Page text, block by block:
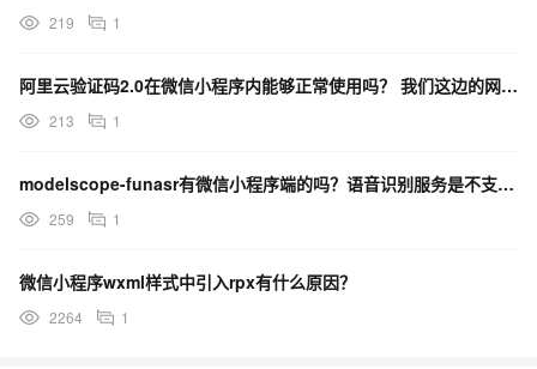
219 1
阿里云验证码2.0在微信小程序内能够正常使用吗？ 我们这边的网站会嵌入到微信小程序中
213 1
modelscope-funasr有微信小程序端的吗？语音识别服务是不支持小程序端吗？
259 1
微信小程序wxml样式中引入rpx有什么原因？
2264 1